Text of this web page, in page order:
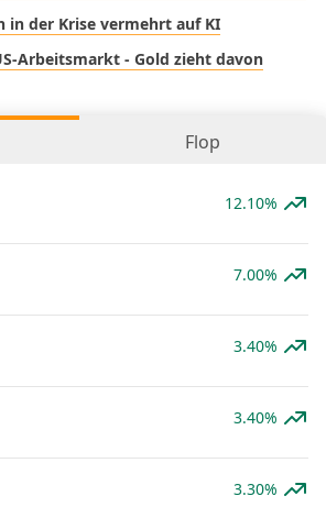
in der Krise vermehrt auf KI
Arbeitsmarkt - Gold zieht davon
Flop
12.10%
7.00%
3.40%
3.40%
3.30%